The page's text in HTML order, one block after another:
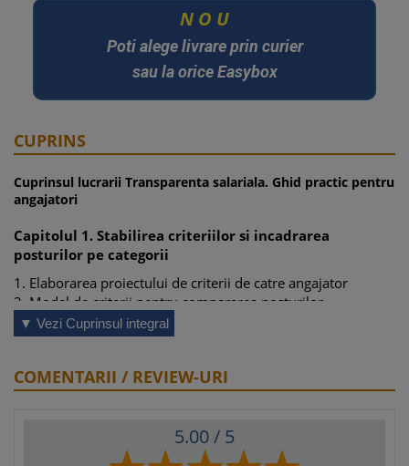
N O U
Poti alege livrare prin curier
sau la orice Easybox
CUPRINS
Cuprinsul lucrarii Transparenta salariala. Ghid practic pentru
angajatori
Capitolul 1. Stabilirea criteriilor si incadrarea
posturilor pe categorii
1. Elaborarea proiectului de criterii de catre angajator
2. Model de criterii pentru compararea posturilor
3. Stabilirea modalitatii de incadrare a posturilor pe categorii
4. Criterii de diferentiere salariala in interiorul aceleiasi
5. Convocarea sindicatului sau a reprezentantilor salariatilor
8. Aprobarea interna a criteriilor, categoriilor si regulilor de
diferentiere salariala
▼ Vezi Cuprinsul integral
COMENTARII / REVIEW-URI
5.00/ 5